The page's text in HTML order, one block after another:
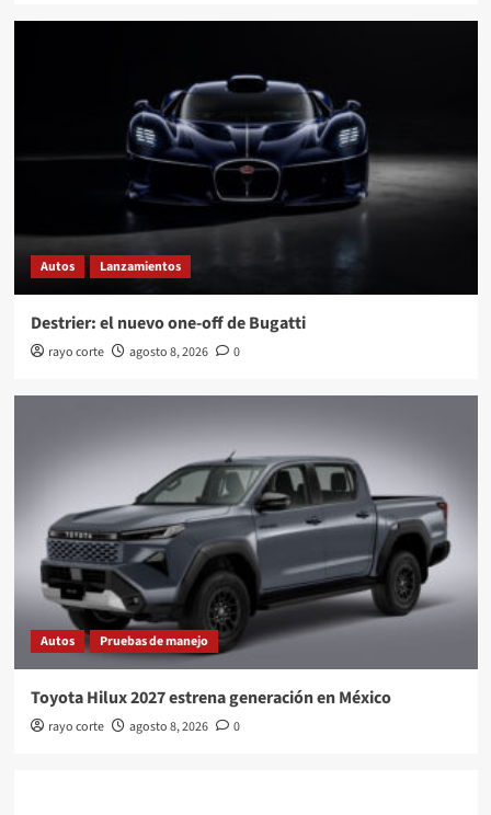
Autos Lanzamientos
Destrier: el nuevo one-off de Bugatti
rayo corte agosto 8, 2026 0
Autos Pruebas de manejo
Toyota Hilux 2027 estrena generación en México
rayo corte agosto 8, 2026 0